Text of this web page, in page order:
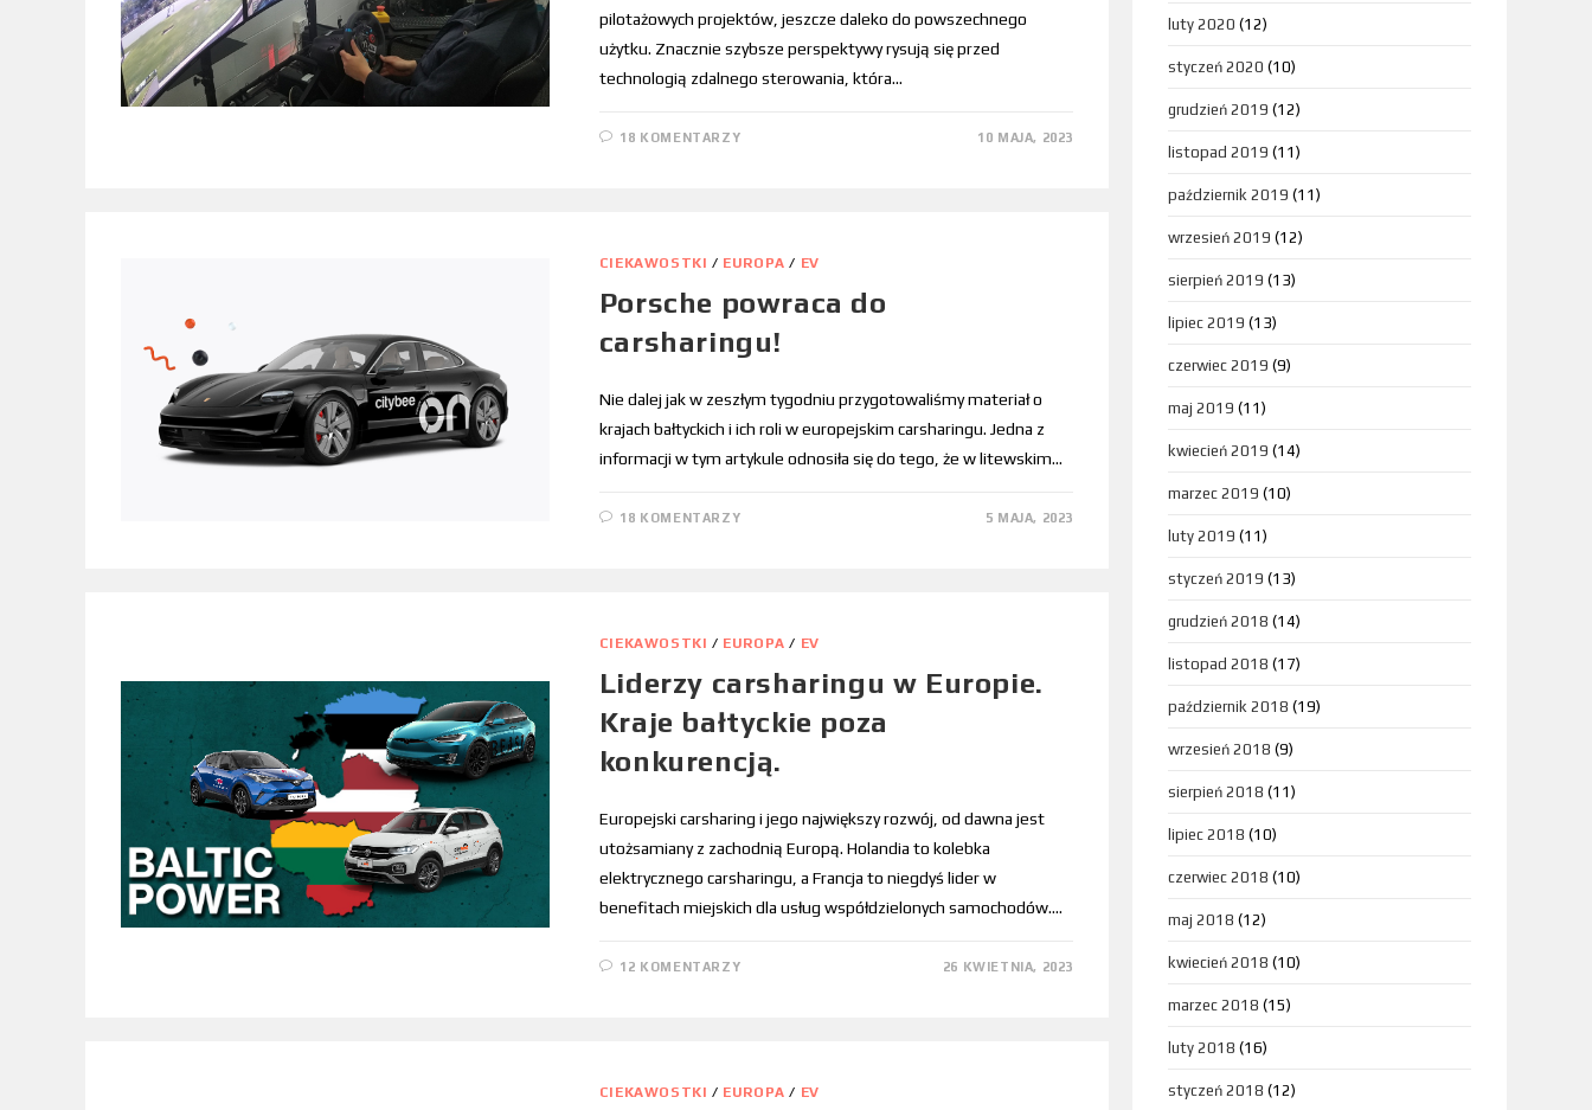
pilotażowych projektów, jeszcze daleko do powszechnego
użytku. Znacznie szybsze perspektywy rysują się przed
technologią zdalnego sterowania, która…
18 KOMENTARZY 10 MAJA, 2023
CIEKAWOSTKI / EUROPA / EV
Porsche powraca do
carsharingu!
Nie dalej jak w zeszłym tygodniu przygotowaliśmy materiał o
krajach bałtyckich i ich roli w europejskim carsharingu. Jedna z
informacji w tym artykule odnosiła się do tego, że w litewskim…
18 KOMENTARZY 5 MAJA, 2023
CIEKAWOSTKI / EUROPA / EV
Liderzy carsharingu w Europie.
Kraje bałtyckie poza
konkurencją.
Europejski carsharing i jego największy rozwój, od dawna jest
utożsamiany z zachodnią Europą. Holandia to kolebka
elektrycznego carsharingu, a Francja to niegdyś lider w
benefitach miejskich dla usług współdzielonych samochodów.…
12 KOMENTARZY 26 KWIETNIA, 2023
CIEKAWOSTKI / EUROPA / EV
luty 2020 (12)
styczeń 2020 (10)
grudzień 2019 (12)
listopad 2019 (11)
październik 2019 (11)
wrzesień 2019 (12)
sierpień 2019 (13)
lipiec 2019 (13)
czerwiec 2019 (9)
maj 2019 (11)
kwiecień 2019 (14)
marzec 2019 (10)
luty 2019 (11)
styczeń 2019 (13)
grudzień 2018 (14)
listopad 2018 (17)
październik 2018 (19)
wrzesień 2018 (9)
sierpień 2018 (11)
lipiec 2018 (10)
czerwiec 2018 (10)
maj 2018 (12)
kwiecień 2018 (10)
marzec 2018 (15)
luty 2018 (16)
styczeń 2018 (12)